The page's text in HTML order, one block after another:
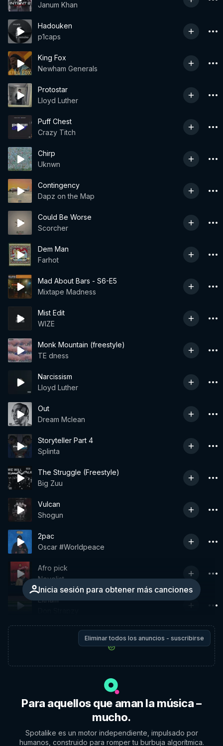
Janum Khan
Hadouken
p1caps
King Fox
Newham Generals
Protostar
Lloyd Luther
Puff Chest
Crazy Titch
Chirp
Uknwn
Contingency
Dapz on the Map
Could Be Worse
Scorcher
Dem Man
Farhot
Mad About Bars - S6-E5
Mixtape Madness
Mist Edit
WIZE
Monk Mountain (freestyle)
TE dness
Narcissism
Lloyd Luther
Out
Dream Mclean
Storyteller Part 4
Splinta
The Struggle (Freestyle)
Big Zuu
Vulcan
Shogun
2pac
Oscar #Worldpeace
Inicia sesión para obtener más canciones
Afro pick
Novelist
Eltham
Eliminar todos los anuncios - suscribirse
Para aquellos que aman la música –
mucho.
Spotalike es un motor independiente, impulsado por
humanos, construido para romper tu burbuja algorítmica.